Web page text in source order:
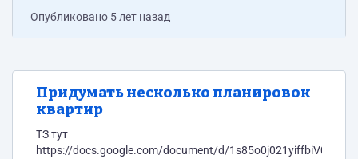
Опубликовано 5 лет назад
Придумать несколько планировок
квартир
ТЗ тут
https://docs.google.com/document/d/